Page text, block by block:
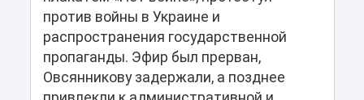
против войны в Украине и
распространения государственной
пропаганды. Эфир был прерван,
Овсянникову задержали, а позднее